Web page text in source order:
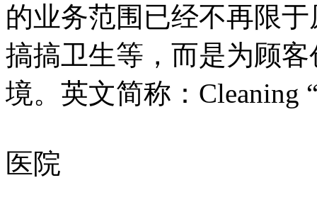
的业务范围已经不再限
搞搞卫生等，而是为顾
境。英文简称：Cleaning
医院